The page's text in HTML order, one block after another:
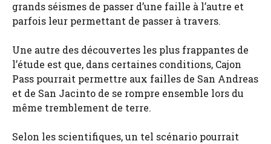
grands séismes de passer d’une faille à l’autre et
parfois leur permettant de passer à travers.
Une autre des découvertes les plus frappantes de
l’étude est que, dans certaines conditions, Cajon
Pass pourrait permettre aux failles de San Andreas
et de San Jacinto de se rompre ensemble lors du
même tremblement de terre.
Selon les scientifiques, un tel scénario pourrait